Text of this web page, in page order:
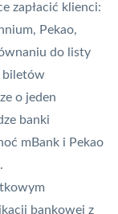
zapłacić klienci:
Pekao,
do listy
biletów
o jeden
banki
mBank i Pekao
bankowej z